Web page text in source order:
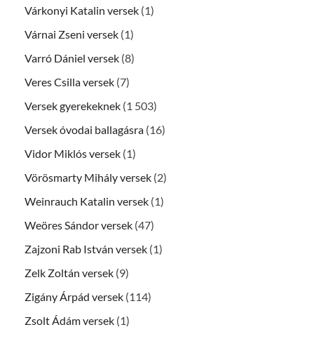
Várkonyi Katalin versek (1)
Várnai Zseni versek (1)
Varró Dániel versek (8)
Veres Csilla versek (7)
Versek gyerekeknek (1 503)
Versek óvodai ballagásra (16)
Vidor Miklós versek (1)
Vörösmarty Mihály versek (2)
Weinrauch Katalin versek (1)
Weöres Sándor versek (47)
Zajzoni Rab István versek (1)
Zelk Zoltán versek (9)
Zigány Árpád versek (114)
Zsolt Ádám versek (1)